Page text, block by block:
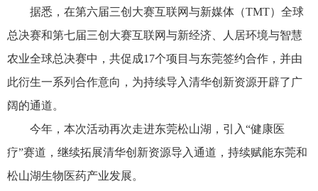
据悉，在第六届三创大赛互联网与新媒体（TMT）全球
总决赛和第七届三创大赛互联网与新经济、人居环境与智慧
农业全球总决赛中，共促成17个项目与东莞签约合作，并由
此衍生一系列合作意向，为持续导入清华创新资源开辟了广
阔的通道。
今年，本次活动再次走进东莞松山湖，引入“健康医
疗”赛道，继续拓展清华创新资源导入通道，持续赋能东莞和
松山湖生物医药产业发展。